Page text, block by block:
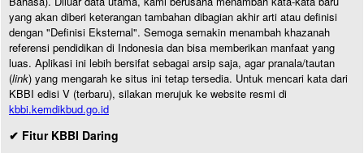
yang akan diberi keterangan tambahan dibagian akhir arti atau definisi
dengan "Definisi Eksternal". Semoga semakin menambah khazanah
referensi pendidikan di Indonesia dan bisa memberikan manfaat yang
luas. Aplikasi ini lebih bersifat sebagai arsip saja, agar pranala/tautan
(link) yang mengarah ke situs ini tetap tersedia. Untuk mencari kata dari
KBBI edisi V (terbaru), silakan merujuk ke website resmi di
kbbi.kemdikbud.go.id
✔ Fitur KBBI Daring